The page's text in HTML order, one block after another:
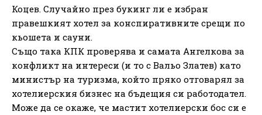
Коцев. Случайно през букинг ли е избран
правешкият хотел за конспиративните срещи по
кьошета и сауни.
Също така КПК проверява и самата Ангелкова за
конфликт на интереси (и то с Вальо Златев) като
министър на туризма, който пряко отговарял за
хотелиерския бизнес на бъдещия си работодател.
Може да се окаже, че мастит хотелиерски бос си е